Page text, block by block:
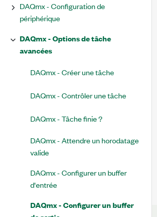
DAQmx - Configuration de
périphérique
DAQmx - Options de tâche
avancées
DAQmx - Créer une tâche
DAQmx - Contrôler une tâche
DAQmx - Tâche finie ?
DAQmx - Attendre un horodatage
valide
DAQmx - Configurer un buffer
d'entrée
DAQmx - Configurer un buffer